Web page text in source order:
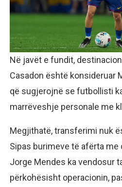
Në javët e fundit,
Casadon është konsideruar
që sugjerojnë se futbollisti
marrëveshje personale me
Megjithatë, transferimi nuk
Sipas burimeve të afërta
Jorge Mendes ka vendosur
përkohësisht operacionin,